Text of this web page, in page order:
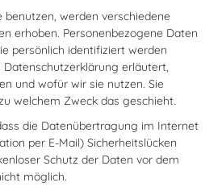
benutzen, werden verschiedene
erhoben. Personenbezogene Daten
persönlich identifiziert werden
erläutert,
und wofür wir sie nutzen. Sie
welchem Zweck das geschieht.
die Datenübertragung im Internet
per E-Mail) Sicherheitslücken
Schutz der Daten vor dem
möglich.